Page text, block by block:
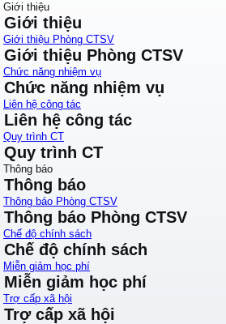
Giới thiệu
Giới thiệu
Giới thiệu Phòng CTSV
Giới thiệu Phòng CTSV
Chức năng nhiệm vụ
Chức năng nhiệm vụ
Liên hệ công tác
Liên hệ công tác
Quy trình CT
Quy trình CT
Thông báo
Thông báo
Thông báo Phòng CTSV
Thông báo Phòng CTSV
Chế độ chính sách
Chế độ chính sách
Miễn giảm học phí
Miễn giảm học phí
Trợ cấp xã hội
Trợ cấp xã hội